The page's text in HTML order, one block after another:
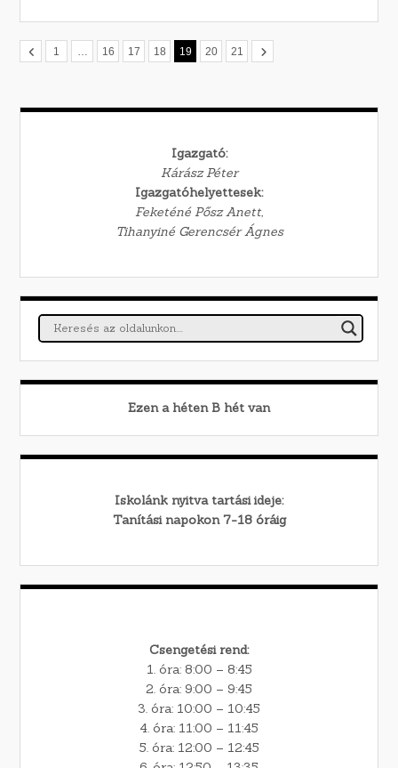
1 … 16 17 18 19 20 21
Igazgató:
Kárász Péter
Igazgatóhelyettesek:
Feketéné Pősz Anett,
Tihanyiné Gerencsér Ágnes
Ezen a héten B hét van
Iskolánk nyitva tartási ideje:
Tanítási napokon 7-18 óráig
Csengetési rend:
1. óra: 8:00 – 8:45
2. óra: 9:00 – 9:45
3. óra: 10:00 – 10:45
4. óra: 11:00 – 11:45
5. óra: 12:00 – 12:45